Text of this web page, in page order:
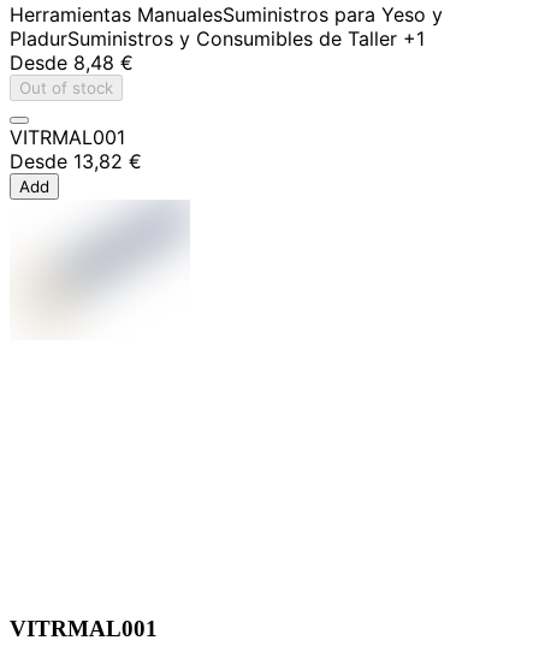
Herramientas ManualesSuministros para Yeso y
PladurSuministros y Consumibles de Taller +1
Desde 8,48 €
Out of stock
VITRMAL001
Desde 13,82 €
Add
VITRMAL001